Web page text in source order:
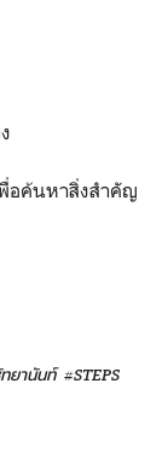
อค้นหาสิ่งสำคัญ
ยานันท์ #STEPS